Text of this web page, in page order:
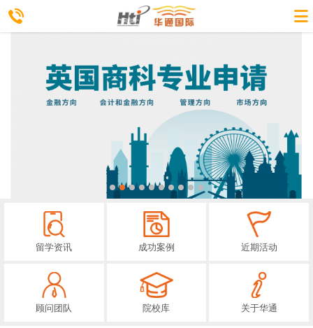
留学资讯 成功案例 近期活动
顾问团队 院校库 关于华通